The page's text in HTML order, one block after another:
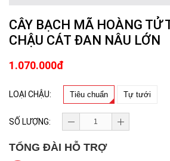
CÂY BẠCH MÃ HOÀNG TỬ
CHẬU CÁT ĐAN NÂU LỚN
1.070.000đ
LOẠI CHẬU: Tiêu chuẩn Tự tưới
SỐ LƯỢNG:
TỔNG ĐÀI HỖ TRỢ